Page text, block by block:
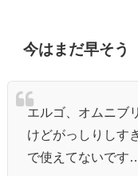
今はまだ早そう
エルゴ、オムニブ
けどがっしりしす
で使えてないです